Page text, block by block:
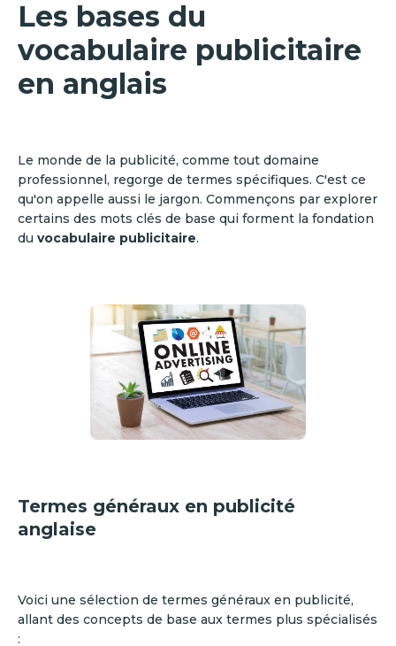
Les bases du
vocabulaire publicitaire
en anglais
Le monde de la publicité, comme tout domaine
professionnel, regorge de termes spécifiques. C'est ce
qu'on appelle aussi le jargon. Commençons par explorer
certains des mots clés de base qui forment la fondation
du vocabulaire publicitaire.
Termes généraux en publicité
anglaise
Voici une sélection de termes généraux en publicité,
allant des concepts de base aux termes plus spécialisés
: